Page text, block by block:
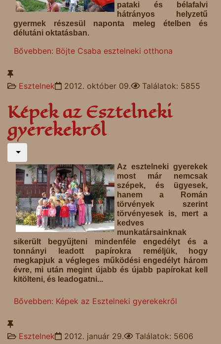
pataki és bélafalvi
hátrányos helyzetű
gyermek részesül naponta meleg ételben és
délutáni oktatásban.
Bővebben: Böjte Csaba esztelneki otthona
Esztelnek 2012. október 09. Találatok: 5855
Képek az Esztelneki
gyerekekről
Az esztelneki gyerekek
most már nemcsak
szépek, és ügyesek,
hanem a Román
törvények szerint
törvényesek is, mert a
kedves
munkatársainknak
sikerült begyűjteni mindenféle engedélyt és a
tonnányi leadott papírokra reméljük, hogy
megkapjuk a végleges működési engedélyt három
évre, mi után megint újabb és újabb papírokat kell
kitölteni, és leadogatni...
Bővebben: Képek az Esztelneki gyerekekről
Esztelnek 2012. január 29. Találatok: 5606